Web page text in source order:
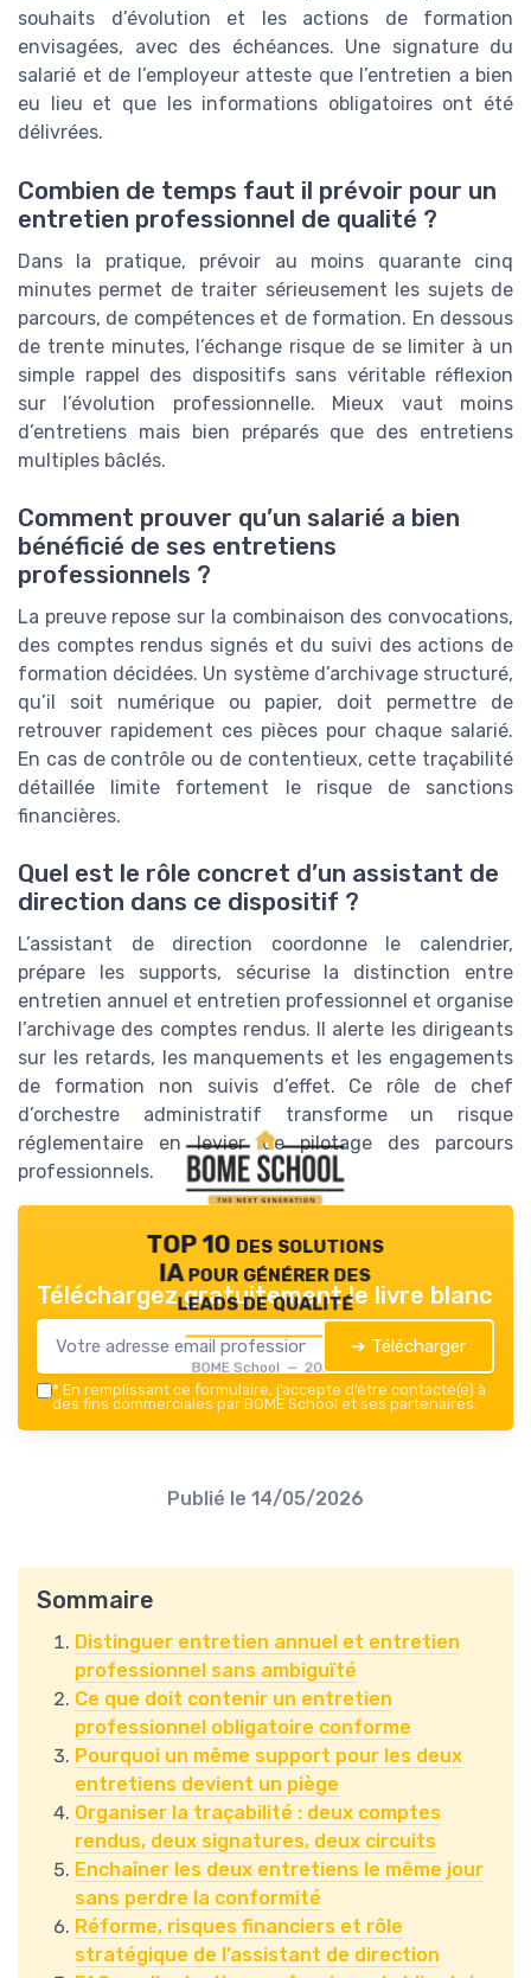
souhaits d’évolution et les actions de formation
envisagées, avec des échéances. Une signature du
salarié et de l’employeur atteste que l’entretien a bien
eu lieu et que les informations obligatoires ont été
délivrées.
Combien de temps faut il prévoir pour un
entretien professionnel de qualité ?
Dans la pratique, prévoir au moins quarante cinq
minutes permet de traiter sérieusement les sujets de
parcours, de compétences et de formation. En dessous
de trente minutes, l’échange risque de se limiter à un
simple rappel des dispositifs sans véritable réflexion
sur l’évolution professionnelle. Mieux vaut moins
d’entretiens mais bien préparés que des entretiens
multiples bâclés.
Comment prouver qu’un salarié a bien
bénéficié de ses entretiens
professionnels ?
La preuve repose sur la combinaison des convocations,
des comptes rendus signés et du suivi des actions de
formation décidées. Un système d’archivage structuré,
qu’il soit numérique ou papier, doit permettre de
retrouver rapidement ces pièces pour chaque salarié.
En cas de contrôle ou de contentieux, cette traçabilité
détaillée limite fortement le risque de sanctions
financières.
Quel est le rôle concret d’un assistant de
direction dans ce dispositif ?
L’assistant de direction coordonne le calendrier,
prépare les supports, sécurise la distinction entre
entretien annuel et entretien professionnel et organise
l’archivage des comptes rendus. Il alerte les dirigeants
sur les retards, les manquements et les engagements
de formation non suivis d’effet. Ce rôle de chef
d’orchestre administratif transforme un risque
réglementaire en levier de pilotage des parcours
professionnels.
TOP 10 des solutions
IA pour générer des
leads de qualité
BOME School — 2026
Téléchargez gratuitement le livre blanc
➔ Télécharger
* En remplissant ce formulaire, j’accepte d’être contacté(e) à
des fins commerciales par BOME School et ses partenaires.
Publié le 14/05/2026
Sommaire
Distinguer entretien annuel et entretien
professionnel sans ambiguïté
Ce que doit contenir un entretien
professionnel obligatoire conforme
Pourquoi un même support pour les deux
entretiens devient un piège
Organiser la traçabilité : deux comptes
rendus, deux signatures, deux circuits
Enchaîner les deux entretiens le même jour
sans perdre la conformité
Réforme, risques financiers et rôle
stratégique de l’assistant de direction